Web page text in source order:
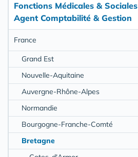
Fonctions Médicales & Sociales
Agent Comptabilité & Gestion
France
Grand Est
Nouvelle-Aquitaine
Auvergne-Rhône-Alpes
Normandie
Bourgogne-Franche-Comté
Bretagne